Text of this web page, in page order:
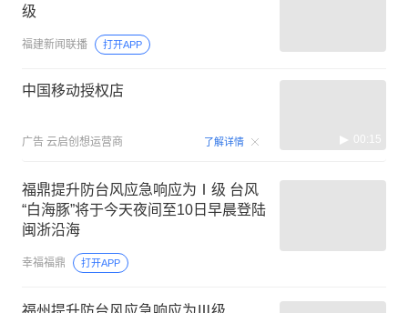
级
福建新闻联播 打开APP
中国移动授权店
广告 云启创想运营商 了解详情 00:15
福鼎提升防台风应急响应为Ⅰ级 ️台风
“白海豚”将于今天夜间至10日早晨登陆
闽浙沿海
幸福福鼎 打开APP